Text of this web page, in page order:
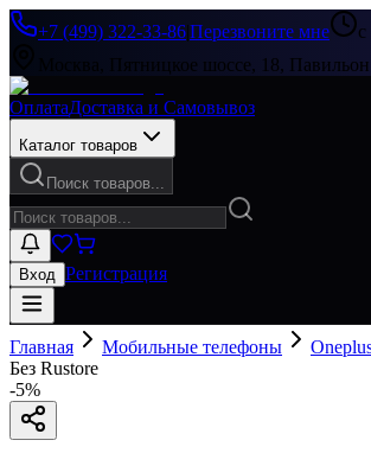
+7 (499) 322-33-86|Перезвоните мне
Москва, Пятницкое шоссе, 18,
ОплатаДоставка и Самовывоз
Каталог товаров
Поиск товаров...
Вход Регистрация
Главная Мобильные телефоны
Без Rustore
-5%